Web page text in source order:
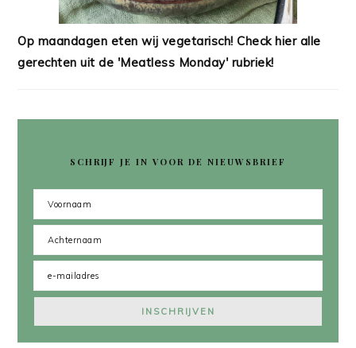
Op maandagen eten wij vegetarisch! Check hier alle
gerechten uit de 'Meatless Monday' rubriek!
SCHRIJF JE IN VOOR DE NIEUWSBRIEF